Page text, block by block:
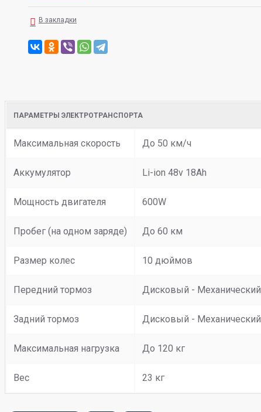
В закладки
ПАРАМЕТРЫ ЭЛЕКТРОТРАНСПОРТА
Максимальная скорость До 50 км/ч
Аккумулятор Li-ion 48v 18Ah
Мощность двигателя 600W
Пробег (на одном заряде) До 60 км
Размер колес 10 дюймов
Передний тормоз Дисковый - Механический
Задний тормоз Дисковый - Механический
Максимальная нагрузка До 120 кг
Вес 23 кг